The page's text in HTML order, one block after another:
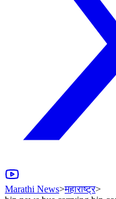
Marathi News>महाराष्ट्र>